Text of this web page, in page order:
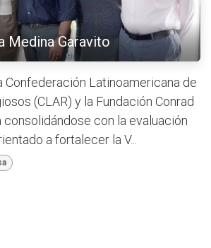
Medina Garavito
Confederación Latinoamericana de
(CLAR) y la Fundación Conrad
consolidándose con la evaluación
a fortalecer la V...